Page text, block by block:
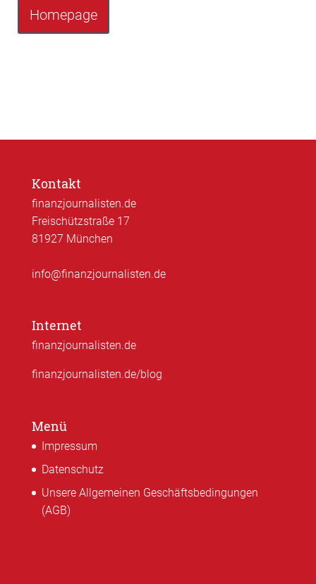
Homepage
Kontakt
finanzjournalisten.de
Freischützstraße 17
81927 München
info@finanzjournalisten.de
Internet
finanzjournalisten.de
finanzjournalisten.de/blog
Menü
Impressum
Datenschutz
Unsere Allgemeinen Geschäftsbedingungen
(AGB)